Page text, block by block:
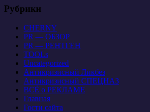
Рубрики
CHERNY
PR — ОБЗОР
PR — РЕНТГЕН
TOOLs
Uncategorized
Антикризисный Ликбез
Антикризисный СПЕЦНАЗ
ВСЁ о РЕКЛАМЕ
Главная
Гости сайта